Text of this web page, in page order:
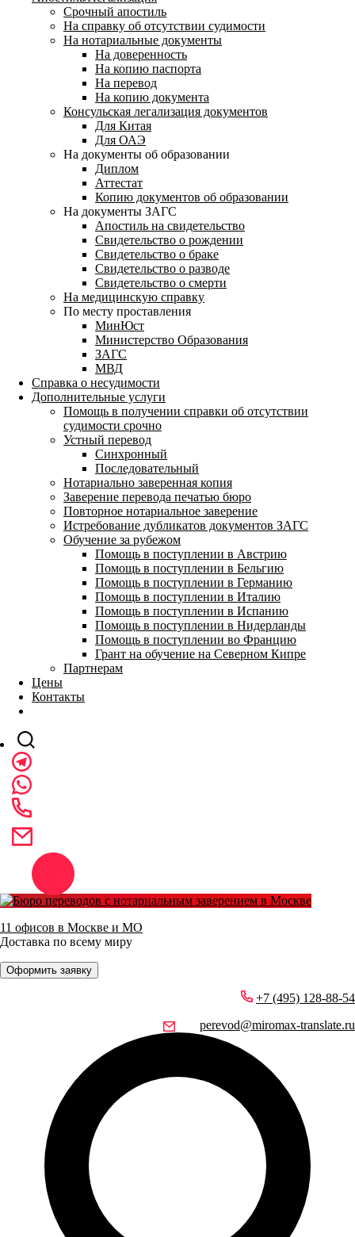
Срочный апостиль
На справку об отсутствии судимости
На нотариальные документы
На доверенность
На копию паспорта
На перевод
На копию документа
Консульская легализация документов
Для Китая
Для ОАЭ
На документы об образовании
Диплом
Аттестат
Копию документов об образовании
На документы ЗАГС
Апостиль на свидетельство
Свидетельство о рождении
Свидетельство о браке
Свидетельство о разводе
Свидетельство о смерти
На медицинскую справку
По месту проставления
МинЮст
Министерство Образования
ЗАГС
МВД
Справка о несудимости
Дополнительные услуги
Помощь в получении справки об отсутствии
судимости срочно
Устный перевод
Синхронный
Последовательный
Нотариально заверенная копия
Заверение перевода печатью бюро
Повторное нотариальное заверение
Истребование дубликатов документов ЗАГС
Обучение за рубежом
Помощь в поступлении в Австрию
Помощь в поступлении в Бельгию
Помощь в поступлении в Германию
Помощь в поступлении в Италию
Помощь в поступлении в Испанию
Помощь в поступлении в Нидерланды
Помощь в поступлении во Францию
Грант на обучение на Северном Кипре
Партнерам
Цены
Контакты
11 офисов в Москве и МО
Доставка по всему миру
Оформить заявку
+7 (495) 128-88-54
perevod@miromax-translate.ru